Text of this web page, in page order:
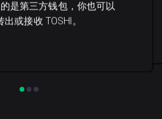
是第三方钱包，你也可以
出或接收 TOSHI。